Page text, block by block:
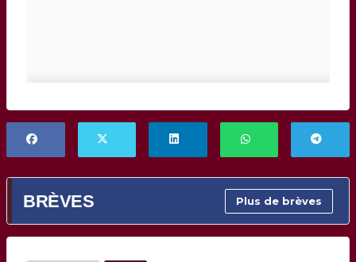
BRÈVES Plus de brèves